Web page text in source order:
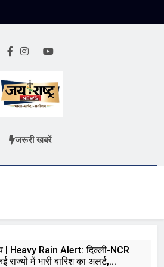
Jai Rashtra
हिंदी समाचार
जरूरी खबरें
| Heavy Rain Alert: दिल्ली-NCR
राज्यों में भारी बारिश का अलर्ट,